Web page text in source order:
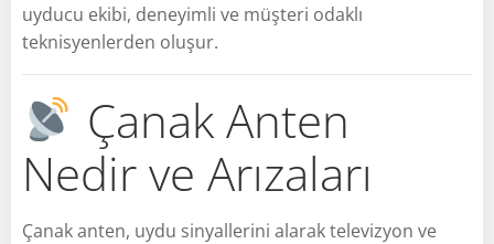
uyducu ekibi, deneyimli ve müşteri odaklı
teknisyenlerden oluşur.
Çanak Anten
Nedir ve Arızaları
Çanak anten, uydu sinyallerini alarak televizyon ve